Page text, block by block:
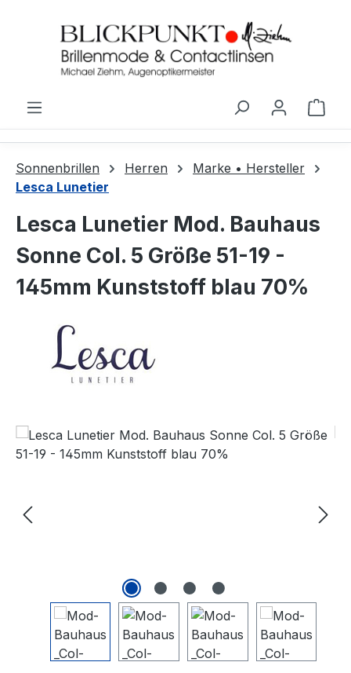
Sonnenbrillen Herren
Marke • Hersteller
Lesca Lunetier
Lesca Lunetier Mod. Bauhaus
Sonne Col. 5 Größe 51-19 -
145mm Kunststoff blau 70%
Bildergalerie überspringen